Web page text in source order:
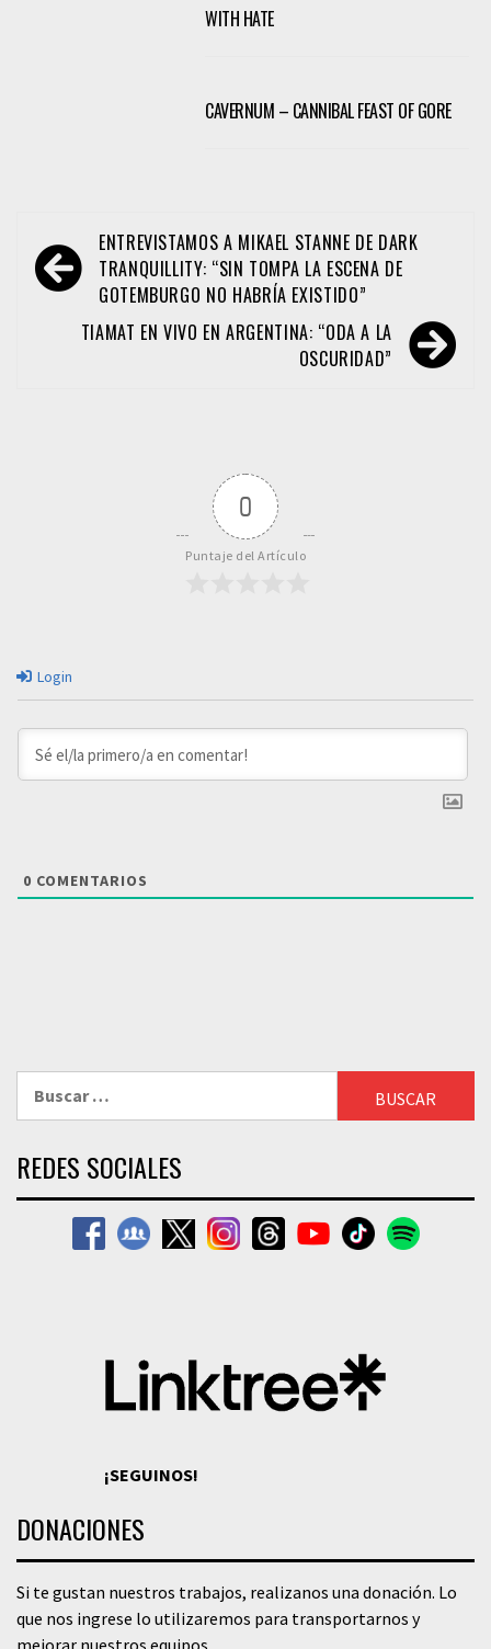
WITH HATE
CAVERNUM – CANNIBAL FEAST OF GORE
Navegación
de
entradas
ENTREVISTAMOS A MIKAEL STANNE DE DARK
TRANQUILLITY: “SIN TOMPA LA ESCENA DE
GOTEMBURGO NO HABRÍA EXISTIDO”
TIAMAT EN VIVO EN ARGENTINA: “ODA A LA
OSCURIDAD”
0
Puntaje del Artículo
Login
0 COMENTARIOS
REDES SOCIALES
¡SEGUINOS!
DONACIONES
Si te gustan nuestros trabajos, realizanos una donación. Lo
que nos ingrese lo utilizaremos para transportarnos y